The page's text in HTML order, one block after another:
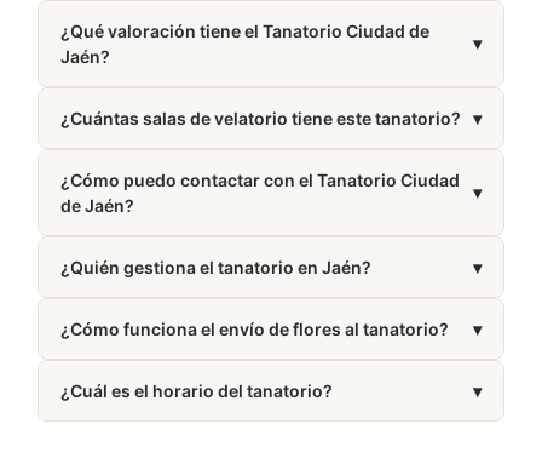
¿Qué valoración tiene el Tanatorio Ciudad de
Jaén?
▾
basada en 57 reseñas de usuarios.
¿Cuántas salas de velatorio tiene este tanatorio? ▾
¿Cómo puedo contactar con el Tanatorio Ciudad
de Jaén?
▾
aparece en la sección Cómo llegar de esta misma
página.
¿Quién gestiona el tanatorio en Jaén? ▾
¿Cómo funciona el envío de flores al tanatorio?
▾
elaboran y entregan tu pedido directamente en el
tanatorio.
¿Cuál es el horario del tanatorio? ▾